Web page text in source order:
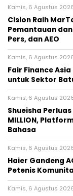
Kamis, 6 Agustus
Cision Raih
Pemantauan
Pers, dan AEO
Kamis, 6 Agustus
Fair Finance
untuk Sektor
Kamis, 6 Agustus
Shueisha
MILLION,
Bahasa
Kamis, 6 Agustus 2026
Haier Gandeng
Petenis
Kamis, 6 Agustus